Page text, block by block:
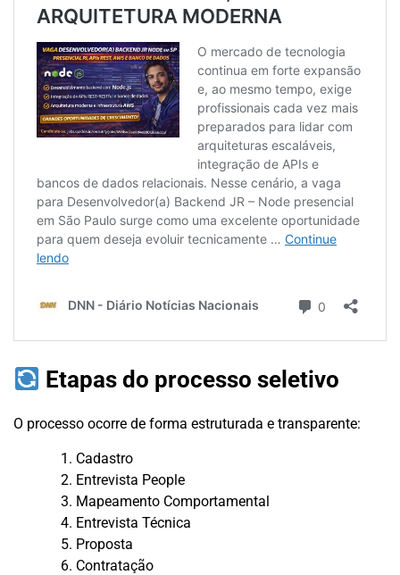
Etapas do processo seletivo
O processo ocorre de forma estruturada e transparente:
Cadastro
Entrevista People
Mapeamento Comportamental
Entrevista Técnica
Proposta
Contratação